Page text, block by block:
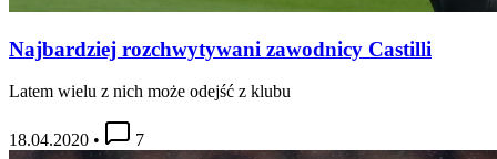
Najbardziej rozchwytywani zawodnicy Castilli
Latem wielu z nich może odejść z klubu
18.04.2020 • 7